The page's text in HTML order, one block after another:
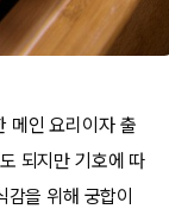
메인 요리이자 출
되지만 기호에 따
을 위해 궁합이